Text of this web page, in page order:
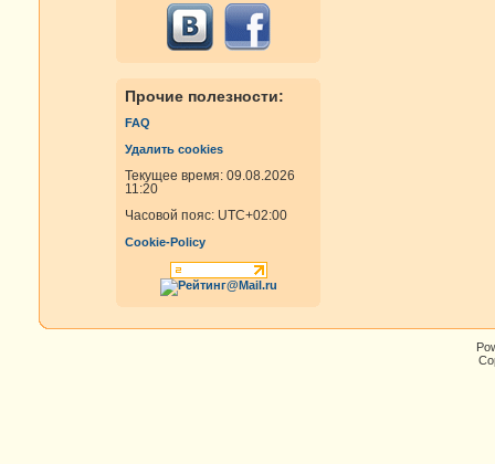
Прочие полезности:
FAQ
Удалить cookies
Текущее время: 09.08.2026
11:20
Часовой пояс: UTC+02:00
Cookie-Policy